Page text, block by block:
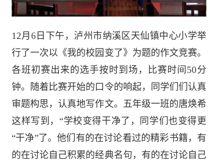
12月6日下午，泸州市纳溪区天仙镇中心小学举
行了一次以《我的校园变了》为题的作文竞赛。
各班初赛出来的选手按时到场，比赛时间50分
钟。随着比赛开始的口令的响起，同学们们认真
审题构思，认真地写作文。五年级一班的唐焕希
这样写到，“学校变得干净了，同学们也变得更
“干净”了。他们有的在讨论看过的精彩书籍，有
的在讨论自己积累的经典名句，有的在讨论自己